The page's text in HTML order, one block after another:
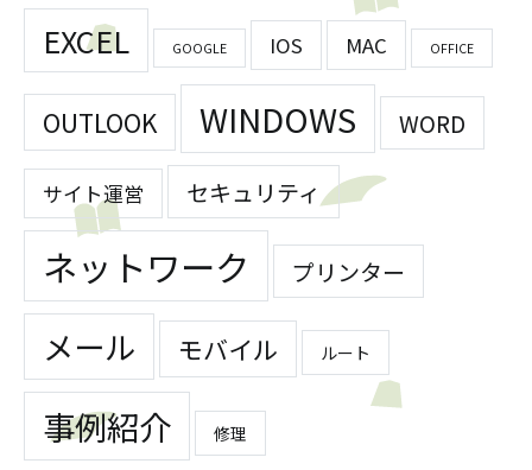
EXCEL GOOGLE IOS MAC OFFICE
OUTLOOK WINDOWS WORD
サイト運営 セキュリティ
ネットワーク プリンター
メール モバイル ルート
事例紹介 修理